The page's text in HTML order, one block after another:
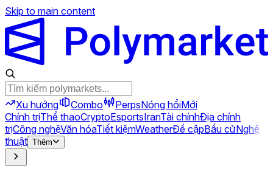
Skip to main content
Xu hướng Combo PerpsNóng hổiMới
Chính trịThể thaoCryptoEsportsIranTài chínhĐịa chính
trịCông nghệVăn hóaTiết kiệmWeatherĐề cậpBầu cửNghệ
thuật Thêm